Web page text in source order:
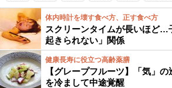
体内時計を壊す食べ方、正す食べ方
スクリーンタイムが長いほど…
起きられない」関係
健康長寿に役立つ高齢薬膳
【グレープフルーツ】「気」
を冷まして中途覚醒